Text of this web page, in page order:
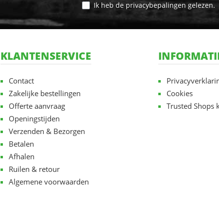
Ik heb de privacybepalingen gelezen.
KLANTENSERVICE
Contact
Zakelijke bestellingen
Offerte aanvraag
Openingstijden
Verzenden & Bezorgen
Betalen
Afhalen
Ruilen & retour
Algemene voorwaarden
Cookies
Trusted Shops